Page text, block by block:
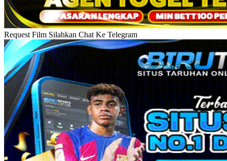
Request Film Silahkan Chat Ke Telegram